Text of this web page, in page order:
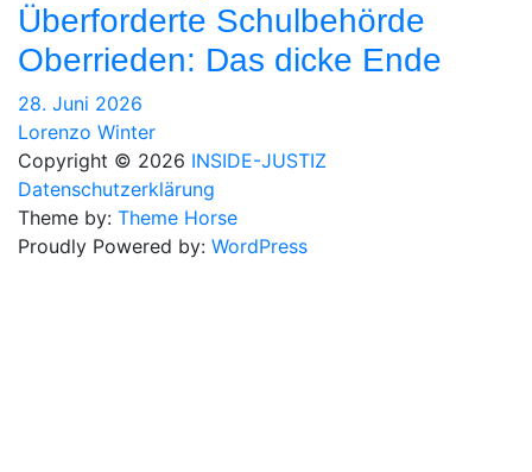
Überforderte Schulbehörde
Oberrieden: Das dicke Ende
28. Juni 2026
Lorenzo Winter
Copyright © 2026 INSIDE-JUSTIZ
Datenschutzerklärung
Theme by: Theme Horse
Proudly Powered by: WordPress